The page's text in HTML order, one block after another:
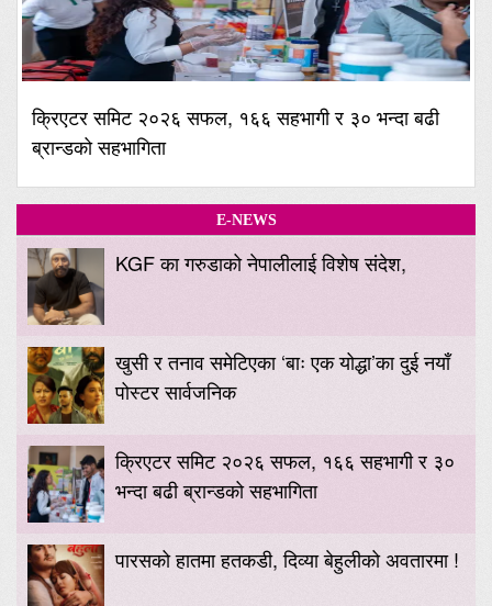
क्रिएटर समिट २०२६ सफल, १६६ सहभागी र ३० भन्दा बढी
ब्रान्डको सहभागिता
E-NEWS
KGF का गरुडाको नेपालीलाई विशेष संदेश,
खुसी र तनाव समेटिएका ‘बाः एक योद्धा’का दुई नयाँ
पोस्टर सार्वजनिक
क्रिएटर समिट २०२६ सफल, १६६ सहभागी र ३०
भन्दा बढी ब्रान्डको सहभागिता
पारसको हातमा हतकडी, दिव्या बेहुलीको अवतारमा !